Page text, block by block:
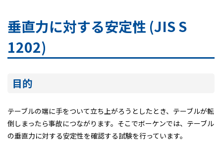
垂直力に対する安定性 (JIS S
1202)
目的
テーブルの端に手をついて立ち上がろうとしたとき、テーブルが転
倒しまったら事故につながります。そこでボーケンでは、テーブル
の垂直力に対する安定性を確認する試験を行っています。